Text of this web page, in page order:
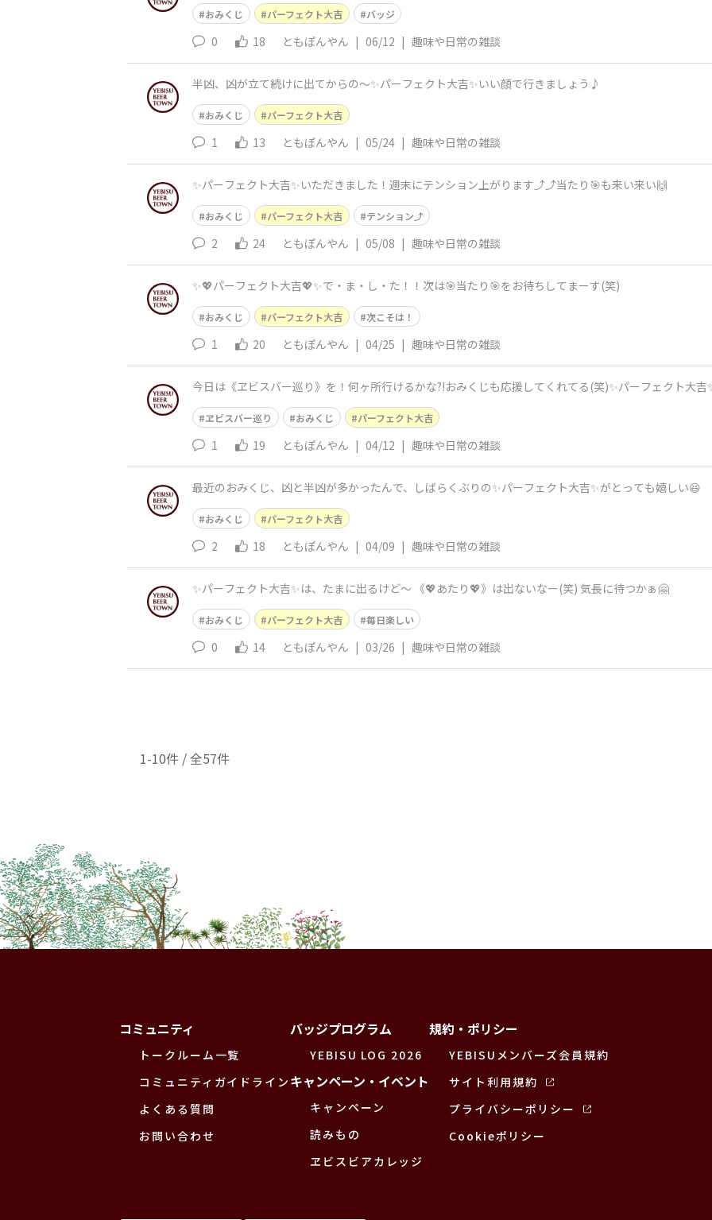
おみくじ パーフェクト大吉 バッジ
0 18 ともぽんやん | 06/12 | 趣味や日常の雑談
半凶、凶が立て続けに出てからの～✨パーフェクト大吉✨いい顔で行きましょう♪
おみくじ パーフェクト大吉
1 13 ともぽんやん | 05/24 | 趣味や日常の雑談
✨パーフェクト大吉✨いただきました！週末にテンション上がります⤴⤴当たり🎯も来い来い🙌
おみくじ パーフェクト大吉 テンション⤴
2 24 ともぽんやん | 05/08 | 趣味や日常の雑談
✨💖パーフェクト大吉💖✨で・ま・し・た！！次は🎯当たり🎯をお待ちしてまーす(笑)
おみくじ パーフェクト大吉 次こそは！
1 20 ともぽんやん | 04/25 | 趣味や日常の雑談
今日は《ヱビスバー巡り》を！何ヶ所行けるかな?!おみくじも応援してくれてる(笑)✨パーフェクト大吉
ヱビスバー巡り おみくじ パーフェクト大吉
1 19 ともぽんやん | 04/12 | 趣味や日常の雑談
最近のおみくじ、凶と半凶が多かったんで、しばらくぶりの✨パーフェクト大吉✨がとっても嬉しい😆
おみくじ パーフェクト大吉
2 18 ともぽんやん | 04/09 | 趣味や日常の雑談
✨パーフェクト大吉✨は、たまに出るけど～ 《💖あたり💖》は出ないなー(笑) 気長に待つかぁ🤗
おみくじ パーフェクト大吉 毎日楽しい
0 14 ともぽんやん | 03/26 | 趣味や日常の雑談
1-10件 / 全57件
コミュニティ
トークルーム一覧
コミュニティガイドライン
よくある質問
お問い合わせ
バッジプログラム
YEBISU LOG 2026
キャンペーン・イベント
キャンペーン
読みもの
ヱビスビアカレッジ
規約・ポリシー
YEBISUメンバーズ会員規約
サイト利用規約
プライバシーポリシー
Cookieポリシー